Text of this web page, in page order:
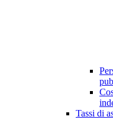
Tassi di